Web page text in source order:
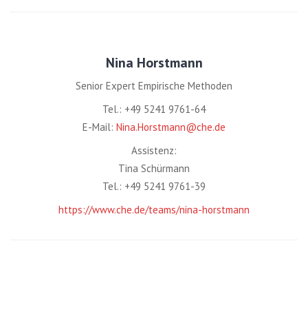
Nina Horstmann
Senior Expert Empirische Methoden
Tel.: +49 5241 9761-64
E-Mail: Nina.Horstmann@che.de
Assistenz:
Tina Schürmann
Tel.: +49 5241 9761-39
https://www.che.de/teams/nina-horstmann